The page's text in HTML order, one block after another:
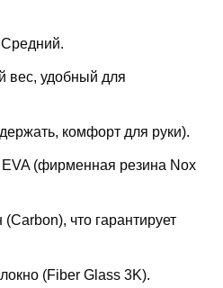
вес, удобный для
комфорт для руки).
(фирменная резина Nox
(Carbon), что гарантирует
(Fiber Glass 3K).